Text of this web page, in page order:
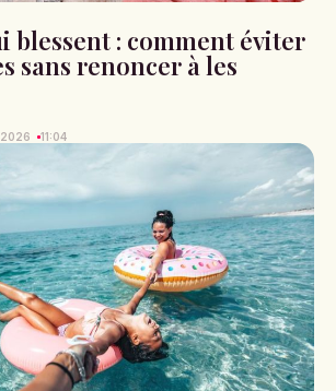
blessent : comment éviter
sans renoncer à les
11:04